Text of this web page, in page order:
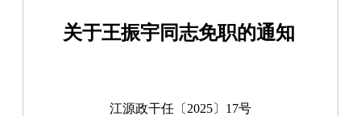
关于王振宇同志免职的通知
江源政干任 〔2025〕 17号